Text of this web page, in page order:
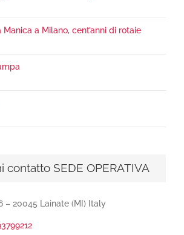
a Milano, cent’anni di rotaie
contatto SEDE OPERATIVA
– 20045 Lainate (MI) Italy